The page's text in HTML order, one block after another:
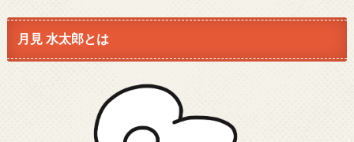
月見 水太郎とは